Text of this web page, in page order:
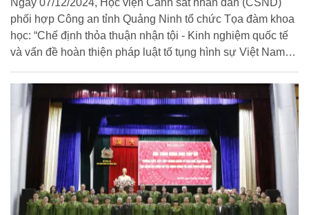
Ngày 07/12/2024, Học viện Cảnh sát nhân dân (CSND)
phối hợp Công an tỉnh Quảng Ninh tổ chức Tọa đàm khoa
học: “Chế định thỏa thuận nhận tội - Kinh nghiệm quốc tế
và vấn đề hoàn thiện pháp luật tố tụng hình sự Việt Nam”